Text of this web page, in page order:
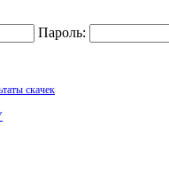
Пароль:
скачек